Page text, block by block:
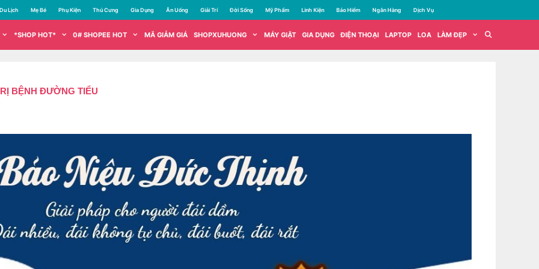
Du Lịch Mẹ Bé Phụ Kiện Thú Cưng Gia Dụng Ăn Uống Giải Trí Đời Sống Mỹ Phẩm Linh Kiện Bảo Hiểm Ngân Hàng Dịch Vụ
*SHOP HOT* 0# SHOPEE HOT MÃ GIẢM GIÁ SHOPXUHUONG MÁY GIẶT GIA DỤNG ĐIỆN THOẠI LAPTOP LOA LÀM ĐẸP
BỆNH ĐƯỜNG TIỂU